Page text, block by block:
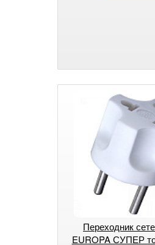
Переходник
EUROPA СУПЕР